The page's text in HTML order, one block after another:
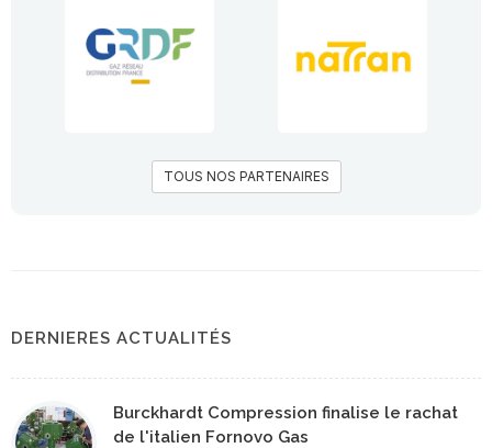
TOUS NOS PARTENAIRES
DERNIERES ACTUALITÉS
Burckhardt Compression finalise le rachat
de l'italien Fornovo Gas